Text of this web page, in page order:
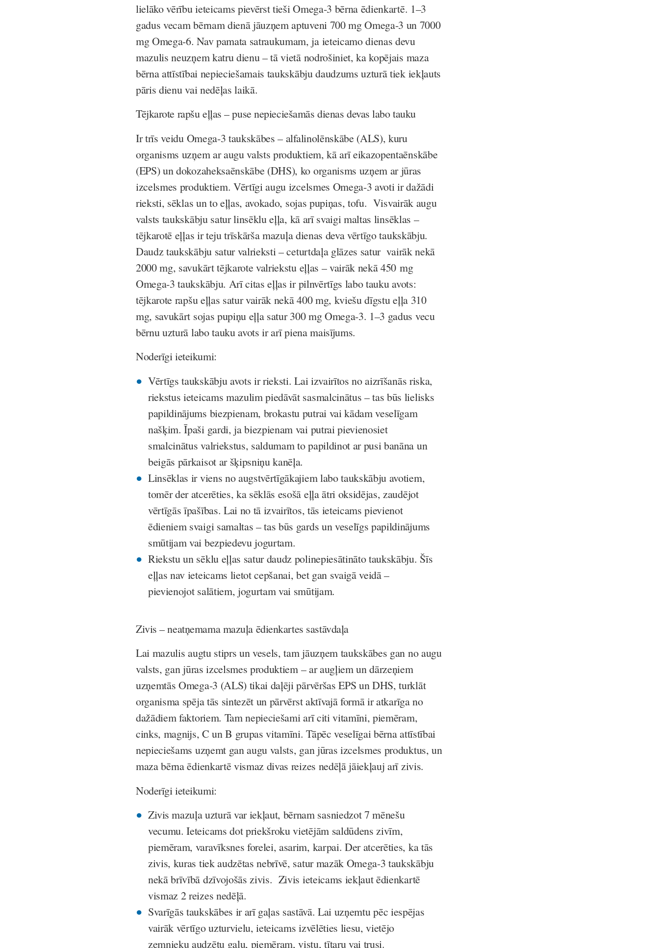
lielāko vērību ieteicams pievērst tieši Omega-3 bērna ēdienkartē. 1–3
gadus vecam bērnam dienā jāuzņem aptuveni 700 mg Omega-3 un 7000
mg Omega-6. Nav pamata satraukumam, ja ieteicamo dienas devu
mazulis neuzņem katru dienu – tā vietā nodrošiniet, ka kopējais maza
bērna attīstībai nepieciešamais taukskābju daudzums uzturā tiek iekļauts
pāris dienu vai nedēļas laikā.
Tējkarote rapšu eļļas – puse nepieciešamās dienas devas labo tauku
Ir trīs veidu Omega-3 taukskābes – alfalinolēnskābe (ALS), kuru
organisms uzņem ar augu valsts produktiem, kā arī eikazopentaēnskābe
(EPS) un dokozaheksaēnskābe (DHS), ko organisms uzņem ar jūras
izcelsmes produktiem. Vērtīgi augu izcelsmes Omega-3 avoti ir dažādi
rieksti, sēklas un to eļļas, avokado, sojas pupiņas, tofu. Visvairāk augu
valsts taukskābju satur linsēklu eļļa, kā arī svaigi maltas linsēklas –
tējkarotē eļļas ir teju trīskārša mazuļa dienas deva vērtīgo taukskābju.
Daudz taukskābju satur valrieksti – ceturtdaļa glāzes satur vairāk nekā
2000 mg, savukārt tējkarote valriekstu eļļas – vairāk nekā 450 mg
Omega-3 taukskābju. Arī citas eļļas ir pilnvērtīgs labo tauku avots:
tējkarote rapšu eļļas satur vairāk nekā 400 mg, kviešu dīgstu eļļa 310
mg, savukārt sojas pupiņu eļļa satur 300 mg Omega-3. 1–3 gadus vecu
bērnu uzturā labo tauku avots ir arī piena maisījums.
Noderīgi ieteikumi:
Vērtīgs taukskābju avots ir rieksti. Lai izvairītos no aizrīšanās riska,
riekstus ieteicams mazulim piedāvāt sasmalcinātus – tas būs lielisks
papildinājums biezpienam, brokastu putrai vai kādam veselīgam
našķim. Īpaši gardi, ja biezpienam vai putrai pievienosiet
smalcinātus valriekstus, saldumam to papildinot ar pusi banāna un
beigās pārkaisot ar šķipsniņu kanēļa.
Linsēklas ir viens no augstvērtīgākajiem labo taukskābju avotiem,
tomēr der atcerēties, ka sēklās esošā eļļa ātri oksidējas, zaudējot
vērtīgās īpašības. Lai no tā izvairītos, tās ieteicams pievienot
ēdieniem svaigi samaltas – tas būs gards un veselīgs papildinājums
smūtijam vai bezpiedevu jogurtam.
Riekstu un sēklu eļļas satur daudz polinepiesātināto taukskābju. Šīs
eļļas nav ieteicams lietot cepšanai, bet gan svaigā veidā –
pievienojot salātiem, jogurtam vai smūtijam.
Zivis – neatņemama mazuļa ēdienkartes sastāvdaļa
Lai mazulis augtu stiprs un vesels, tam jāuzņem taukskābes gan no augu
valsts, gan jūras izcelsmes produktiem – ar augļiem un dārzeņiem
uzņemtās Omega-3 (ALS) tikai daļēji pārvēršas EPS un DHS, turklāt
organisma spēja tās sintezēt un pārvērst aktīvajā formā ir atkarīga no
dažādiem faktoriem. Tam nepieciešami arī citi vitamīni, piemēram,
cinks, magnijs, C un B grupas vitamīni. Tāpēc veselīgai bērna attīstībai
nepieciešams uzņemt gan augu valsts, gan jūras izcelsmes produktus, un
maza bērna ēdienkartē vismaz divas reizes nedēļā jāiekļauj arī zivis.
Noderīgi ieteikumi:
Zivismazuļa uzturā var iekļaut, bērnam sasniedzot 7 mēnešu
vecumu. Ieteicams dot priekšroku vietējām saldūdens zivīm,
piemēram, varavīksnes forelei, asarim, karpai. Der atcerēties, ka tās
zivis, kuras tiek audzētas nebrīvē, satur mazāk Omega-3 taukskābju
nekā brīvībā dzīvojošās zivis. Zivis ieteicams iekļaut ēdienkartē
vismaz 2 reizes nedēļā.
Svarīgās taukskābes ir arīgaļas sastāvā. Lai uzņemtu pēc iespējas
vairāk vērtīgo uzturvielu, ieteicams izvēlēties liesu, vietējo
zemnieku audzētu gaļu, piemēram, vistu, tītaru vai trusi.